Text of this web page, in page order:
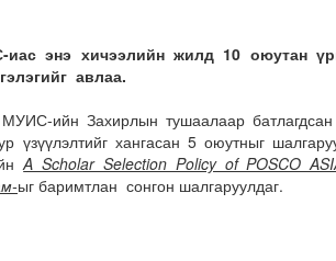
энэ хичээлийн жилд 10 оюутан
авлаа.
МУИС-ийн Захирлын тушаалаар
үзүүлэлтийг хангасан 5 оюутныг
A Scholar Selection Policy of POSCO
ыг баримтлан сонгон шалгаруулдаг.